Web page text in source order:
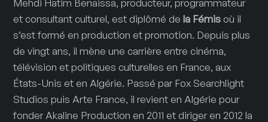
Mehdi Hatim Benaissa, producteur, programmateur
et consultant culturel, est diplômé dela Fémisoù il
s’est formé en production et promotion. Depuis plus
de vingt ans, il mène une carrière entre cinéma,
télévision et politiques culturelles en France, aux
États-Unis et en Algérie. Passé par Fox Searchlight
Studios puis Arte France, il revient en Algérie pour
fonder Akaline Production en 2011 et diriger en 2012 la